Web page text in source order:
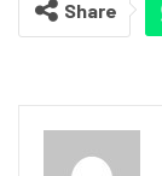
Share